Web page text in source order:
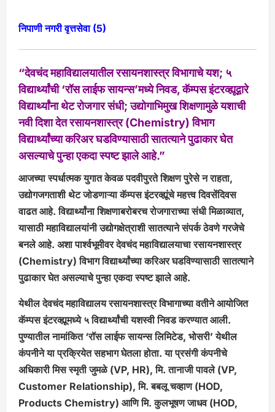
निपाणी नगरी वृत्तसेवा (5)
“देवचंद महाविद्यालयातील रसायनशास्त्र विभागाचे यश; ५
विद्यार्थ्यांची ‘रॉस लाईफ सायन्स’मध्ये निवड, कॅम्पस इंटरव्ह्यूद्वारे
विद्यार्थ्यांना थेट रोजगार संधी; उद्योगाभिमुख शिक्षणामुळे यशाची
नवी दिशा देत रसायनशास्त्र (Chemistry) विभाग
विद्यार्थ्यांच्या करिअर घडविण्यासाठी सातत्याने पुढाकार घेत
असल्याचे पुन्हा एकदा स्पष्ट झाले आहे.”
आजच्या स्पर्धात्मक युगात केवळ पदवीपुरते शिक्षण पुरेसे न राहता,
उद्योगजगताशी थेट जोडणाऱ्या कॅम्पस इंटरव्ह्यूंचे महत्त्व दिवसेंदिवस
वाढत आहे. विद्यार्थ्यांना शिक्षणाबरोबरच रोजगाराच्या संधी मिळाव्यात,
यासाठी महाविद्यालयांनी उद्योगक्षेत्राशी सातत्याने संपर्क ठेवणे गरजेचे
बनले आहे. अशा पार्श्वभूमीवर देवचंद महाविद्यालयाचा रसायनशास्त्र
(Chemistry) विभाग विद्यार्थ्यांच्या करिअर घडविण्यासाठी सातत्याने
पुढाकार घेत असल्याचे पुन्हा एकदा स्पष्ट झाले आहे.
येथील देवचंद महाविद्यालय रसायनशास्त्र विभागाच्या वतीने आयोजित
कॅम्पस इंटरव्ह्यूमध्ये ५ विद्यार्थ्यांची यशस्वी निवड करण्यात आली.
पुण्यातील नामांकित ‘रॉस लाईफ सायन्स लिमिटेड, भोसरी’ येथील
कंपनीने या प्रक्रियेत सहभाग घेतला होता. या प्रसंगी कंपनीचे
अधिकारी मिस स्मृती जुमळे (VP, HR), मि. तानाजी पावले (VP,
Customer Relationship), मि. बबलू चव्हाण (HOD,
Products Chemistry) आणि मि. कुलभूषण जाधव (HOD,